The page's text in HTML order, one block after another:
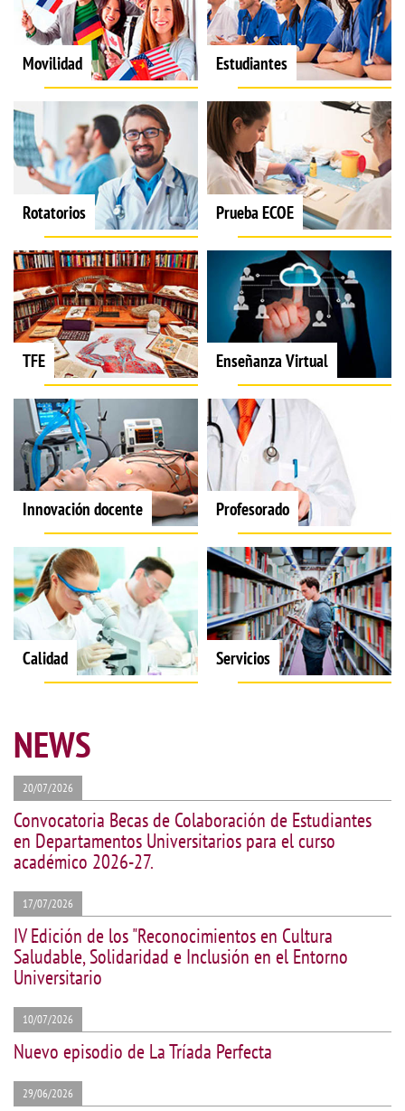
Movilidad Estudiantes
Rotatorios Prueba ECOE
TFE Enseñanza Virtual
Innovación docente Profesorado
Calidad Servicios
NEWS
20/07/2026
Convocatoria Becas de Colaboración de Estudiantes
en Departamentos Universitarios para el curso
académico 2026-27.
17/07/2026
IV Edición de los "Reconocimientos en Cultura
Saludable, Solidaridad e Inclusión en el Entorno
Universitario
10/07/2026
Nuevo episodio de La Tríada Perfecta
29/06/2026